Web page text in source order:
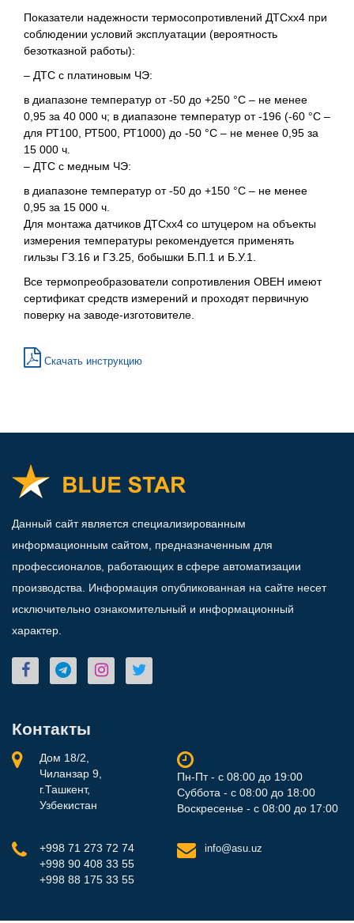
Показатели надежности термосопротивлений ДТСхх4 при
соблюдении условий эксплуатации (вероятность
безотказной работы):
– ДТС с платиновым ЧЭ:
в диапазоне температур от -50 до +250 °С – не менее
0,95 за 40 000 ч; в диапазоне температур от -196 (-60 °С –
для РТ100, РТ500, РТ1000) до -50 °С – не менее 0,95 за
15 000 ч.
– ДТС с медным ЧЭ:
в диапазоне температур от -50 до +150 °С – не менее
0,95 за 15 000 ч.
Для монтажа датчиков ДТСхх4 со штуцером на объекты
измерения температуры рекомендуется применять
гильзы ГЗ.16 и ГЗ.25, бобышки Б.П.1 и Б.У.1.
Все термопреобразователи сопротивления ОВЕН имеют
сертификат средств измерений и проходят первичную
поверку на заводе-изготовителе.
Скачать инструкцию
Данный сайт является специализированным
информационным сайтом, предназначенным для
профессионалов, работающих в сфере автоматизации
производства. Информация опубликованная на сайте несет
исключительно ознакомительный и информационный
характер.
Контакты
Дом 18/2,
Чиланзар 9,
г.Ташкент,
Узбекистан
Пн-Пт - с 08:00 до 19:00
Суббота - с 08:00 до 18:00
Воскресенье - с 08:00 до 17:00
+998 71 273 72 74
+998 90 408 33 55
+998 88 175 33 55
info@asu.uz